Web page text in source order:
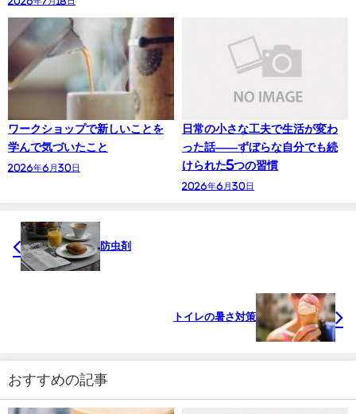
ワークショップで新しいことを
学んで気づいたこと
2026年6月30日
日常の小さな工夫で生活が変わ
った話——ずぼらな自分でも続
けられた5つの習慣
2026年6月30日
防虫剤
トイレの暑さ対策
おすすめの記事